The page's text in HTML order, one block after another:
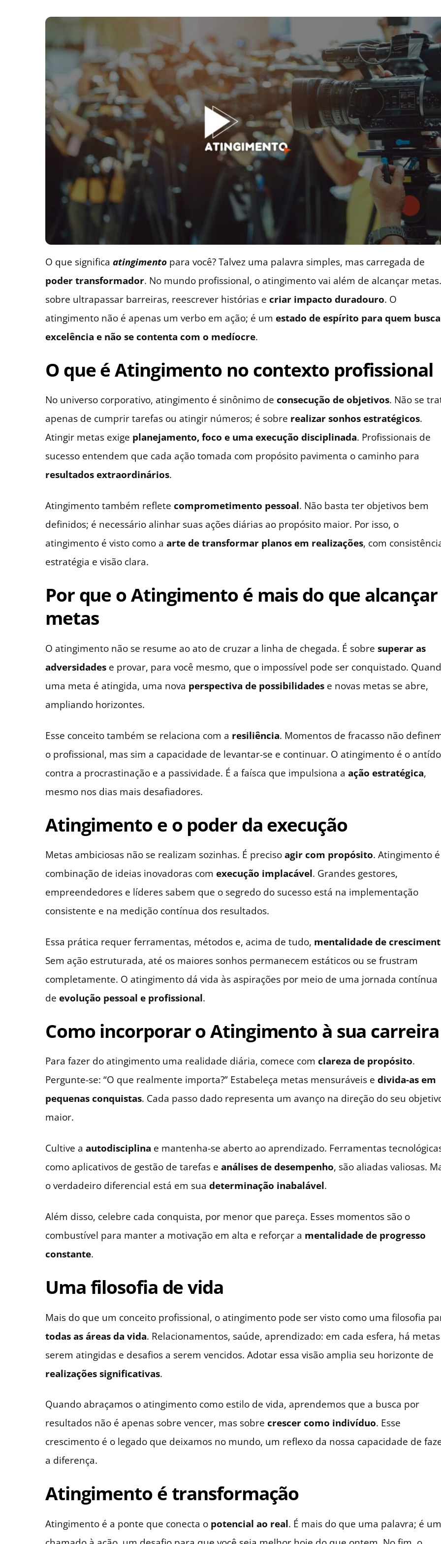
O que significa atingimento para você? Talvez uma palavra simples, mas carregada de
poder transformador. No mundo profissional, o atingimento vai além de alcançar
sobre ultrapassar barreiras, reescrever histórias e criar impacto duradouro. O
atingimento não é apenas um verbo em ação; é um estado de espírito para quem busca
excelência e não se contenta com o medíocre.
O que é Atingimento no contexto profissional
No universo corporativo, atingimento é sinônimo de consecução de objetivos. Não se
apenas de cumprir tarefas ou atingir números; é sobre realizar sonhos estratégicos.
Atingir metas exige planejamento, foco e uma execução disciplinada. Profissionais de
sucesso entendem que cada ação tomada com propósito pavimenta o caminho para
resultados extraordinários.
Atingimento também reflete comprometimento pessoal. Não basta ter objetivos bem
definidos; é necessário alinhar suas ações diárias ao propósito maior. Por isso, o
atingimento é visto como a arte de transformar planos em realizações, com
estratégia e visão clara.
Por que o Atingimento é mais do que alcançar
metas
O atingimento não se resume ao ato de cruzar a linha de chegada. É sobre superar as
adversidades e provar, para você mesmo, que o impossível pode ser conquistado.
uma meta é atingida, uma nova perspectiva de possibilidades e novas metas se abre,
ampliando horizontes.
Esse conceito também se relaciona com a resiliência. Momentos de fracasso não
o profissional, mas sim a capacidade de levantar-se e continuar. O atingimento é o
contra a procrastinação e a passividade. É a faísca que impulsiona a ação estratégica,
mesmo nos dias mais desafiadores.
Atingimento e o poder da execução
Metas ambiciosas não se realizam sozinhas. É precisoagir com propósito. Atingimento
combinação de ideias inovadoras com execução implacável. Grandes gestores,
empreendedores e líderes sabem que o segredo do sucesso está na implementação
consistente e na medição contínua dos resultados.
Essa prática requer ferramentas, métodos e, acima de tudo, mentalidade de
Sem ação estruturada, até os maiores sonhos permanecem estáticos ou se frustram
completamente. O atingimento dá vida às aspirações por meio de uma jornada contínua
de evolução pessoal e profissional.
Como incorporar o Atingimento à sua carreira
Para fazer do atingimento uma realidade diária, comece com clareza de propósito.
Pergunte-se: “O que realmente importa?” Estabeleça metas mensuráveis e divida-as em
pequenas conquistas. Cada passo dado representa um avanço na direção do seu
maior.
Cultive a autodisciplina e mantenha-se aberto ao aprendizado. Ferramentas
como aplicativos de gestão de tarefas e análises de desempenho, são aliadas valiosas.
o verdadeiro diferencial está em sua determinação inabalável.
Além disso, celebre cada conquista, por menor que pareça. Esses momentos são o
combustível para manter a motivação em alta e reforçar a mentalidade de progresso
constante.
Uma filosofia de vida
Mais do que um conceito profissional, o atingimento pode ser visto como uma filosofia
todas as áreas da vida. Relacionamentos, saúde, aprendizado: em cada esfera, há
serem atingidas e desafios a serem vencidos. Adotar essa visão amplia seu horizonte de
realizações significativas.
Quando abraçamos o atingimento como estilo de vida, aprendemos que a busca por
resultados não é apenas sobre vencer, mas sobre crescer como indivíduo. Esse
crescimento é o legado que deixamos no mundo, um reflexo da nossa capacidade de
a diferença.
Atingimento é transformação
Atingimento é a ponte que conecta o potencial ao real. É mais do que uma palavra; é um